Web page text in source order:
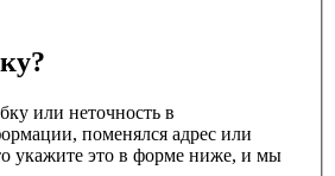
или неточность в
поменялся адрес или
укажите это в форме ниже, и мы